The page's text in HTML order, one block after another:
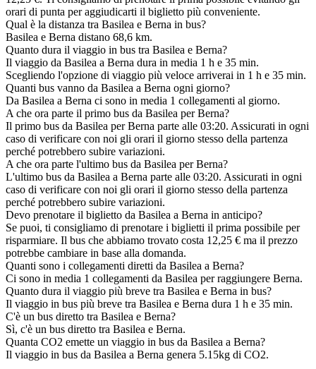
orari di punta per aggiudicarti il biglietto più conveniente.
Qual è la distanza tra Basilea e Berna in bus?
Basilea e Berna distano 68,6 km.
Quanto dura il viaggio in bus tra Basilea e Berna?
Il viaggio da Basilea a Berna dura in media 1 h e 35 min.
Scegliendo l'opzione di viaggio più veloce arriverai in 1 h e 35 min.
Quanti bus vanno da Basilea a Berna ogni giorno?
Da Basilea a Berna ci sono in media 1 collegamenti al giorno.
A che ora parte il primo bus da Basilea per Berna?
Il primo bus da Basilea per Berna parte alle 03:20. Assicurati in ogni
caso di verificare con noi gli orari il giorno stesso della partenza
perché potrebbero subire variazioni.
A che ora parte l'ultimo bus da Basilea per Berna?
L'ultimo bus da Basilea a Berna parte alle 03:20. Assicurati in ogni
caso di verificare con noi gli orari il giorno stesso della partenza
perché potrebbero subire variazioni.
Devo prenotare il biglietto da Basilea a Berna in anticipo?
Se puoi, ti consigliamo di prenotare i biglietti il prima possibile per
risparmiare. Il bus che abbiamo trovato costa 12,25 € ma il prezzo
potrebbe cambiare in base alla domanda.
Quanti sono i collegamenti diretti da Basilea a Berna?
Ci sono in media 1 collegamenti da Basilea per raggiungere Berna.
Quanto dura il viaggio più breve tra Basilea e Berna in bus?
Il viaggio in bus più breve tra Basilea e Berna dura 1 h e 35 min.
C'è un bus diretto tra Basilea e Berna?
Sì, c'è un bus diretto tra Basilea e Berna.
Quanta CO2 emette un viaggio in bus da Basilea a Berna?
Il viaggio in bus da Basilea a Berna genera 5.15kg di CO2.